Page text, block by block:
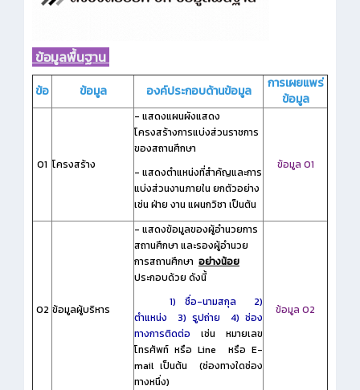
ข้อมูลพื้นฐาน
ข้อ ข้อมูล องค์ประกอบด้านข้อมูล
การเผยแพร่
ข้อมูล
O1 โครงสร้าง
- แสดงแผนผังแสดง
โครงสร้างการแบ่งส่วนราชการ
ของสถานศึกษา
- แสดงตำแหน่งที่สำคัญและการ
แบ่งส่วนงานภายใน ยกตัวอย่าง
เช่น ฝ่าย งาน แผนกวิชา เป็นต้น
ข้อมูล O1
O2 ข้อมูลผู้บริหาร
- แสดงข้อมูลของผู้อำนวยการ
สถานศึกษา และรองผู้อำนวย
การสถานศึกษา อย่างน้อย
ประกอบด้วย ดังนี้
1) ชื่อ-นามสกุล 2)
ตำแหน่ง 3) รูปถ่าย 4) ช่อง
ทางการติดต่อ
เช่น หมายเลข
โทรศัพท์ หรือ Line หรือ E-
mail เป็นต้น (ช่องทางใดช่อง
ทางหนึ่ง)
ข้อมูล O2